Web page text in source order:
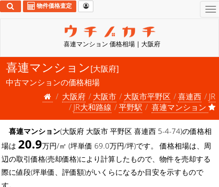
喜連マンション 価格相場 | 大阪府
物件価格査定
喜連マンション[大阪府]
中古マンションの価格相場
大阪府
大阪市 大阪市平野区 喜連西
JR
JR大和路線
平野駅 喜連マンション
喜連マンション(大阪府 大阪市 平野区 喜連西 5-4-74)の価格相
場は 20.9万円/㎡ (坪単価 69.0万円/坪)です。 価格相場は、周
辺の取引価格(売却価格)により計算したもので、物件を売却する
際に値段(坪単価、評価額)がいくらになるか目安を示すもので